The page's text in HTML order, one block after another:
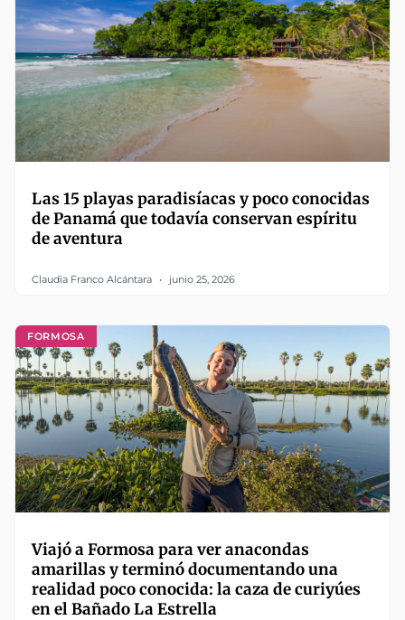
Las 15 playas paradisíacas y poco conocidas
de Panamá que todavía conservan espíritu
de aventura
Claudia Franco Alcántara junio 25, 2026
FORMOSA
Viajó a Formosa para ver anacondas
amarillas y terminó documentando una
realidad poco conocida: la caza de curiyúes
en el Bañado La Estrella